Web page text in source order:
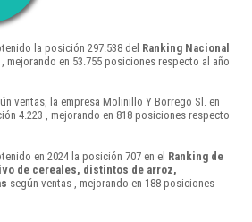
la posición 297.538 del Ranking Nacional
mejorando en 53.755 posiciones respecto al año
ventas, la empresa Molinillo Y Borrego Sl. en
4.223 , mejorando en 818 posiciones respecto
en 2024 la posición 707 en el Ranking de
de cereales, distintos de arroz,
según ventas , mejorando en 188 posiciones